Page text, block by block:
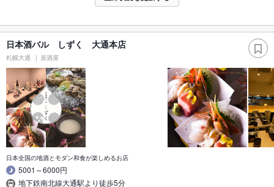
日本酒バル しずく 大通本店
札幌大通 居酒屋
日本全国の地酒とモダン和食が楽しめるお店
5001～6000円
地下鉄南北線大通駅より徒歩5分